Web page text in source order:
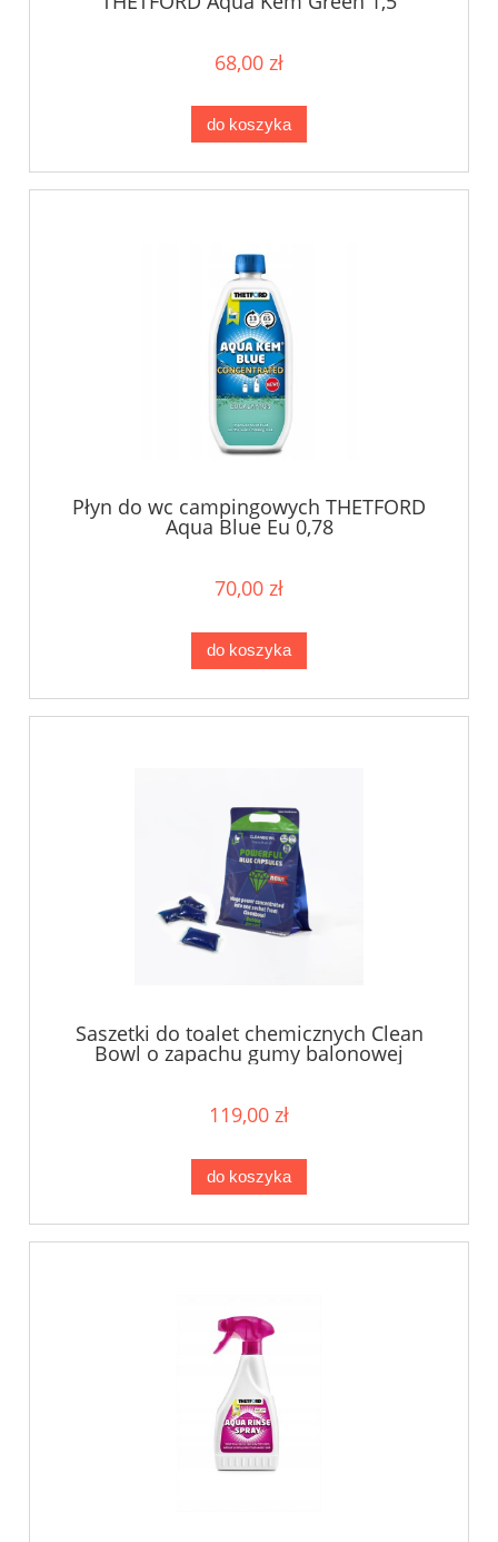
68,00 zł
do koszyka
Płyn do wc campingowych THETFORD
Aqua Blue Eu 0,78
70,00 zł
do koszyka
Saszetki do toalet chemicznych Clean
Bowl o zapachu gumy balonowej
119,00 zł
do koszyka